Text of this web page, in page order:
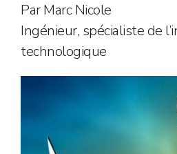
Par Marc Nicole
Ingénieur, spécialiste de
technologique